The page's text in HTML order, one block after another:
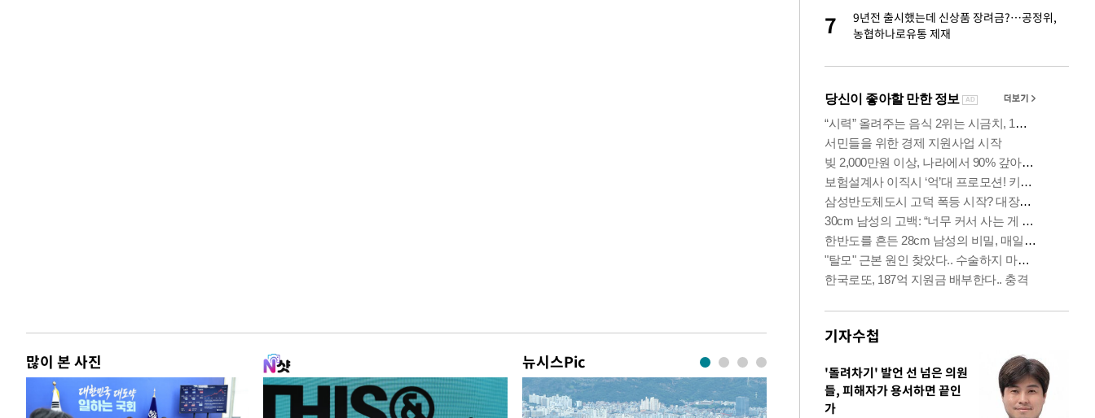
많이 본 사진 뉴시스Pic
7
9년전 출시했는데 신상품 장려금?…공정위,
농협하나로유통 제재
기자수첩
'돌려차기' 발언 선 넘은 의원
들, 피해자가 용서하면 끝인
가